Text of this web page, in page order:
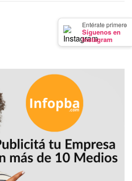
×
Entérate primero
Síguenos en
Instagram